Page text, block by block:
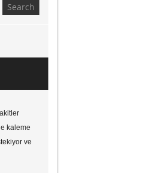
kaleme
ve